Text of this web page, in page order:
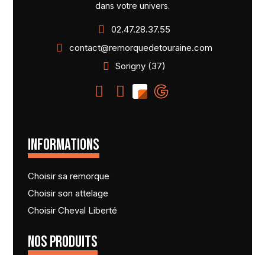
dans votre univers.
02.47.28.37.55
contact@remorquedetouraine.com
Sorigny (37)
INFORMATIONS
Choisir sa remorque
Choisir son attelage
Choisir Cheval Liberté
NOS PRODUITS